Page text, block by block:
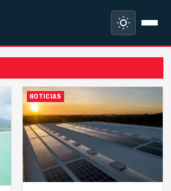
NOTICIAS